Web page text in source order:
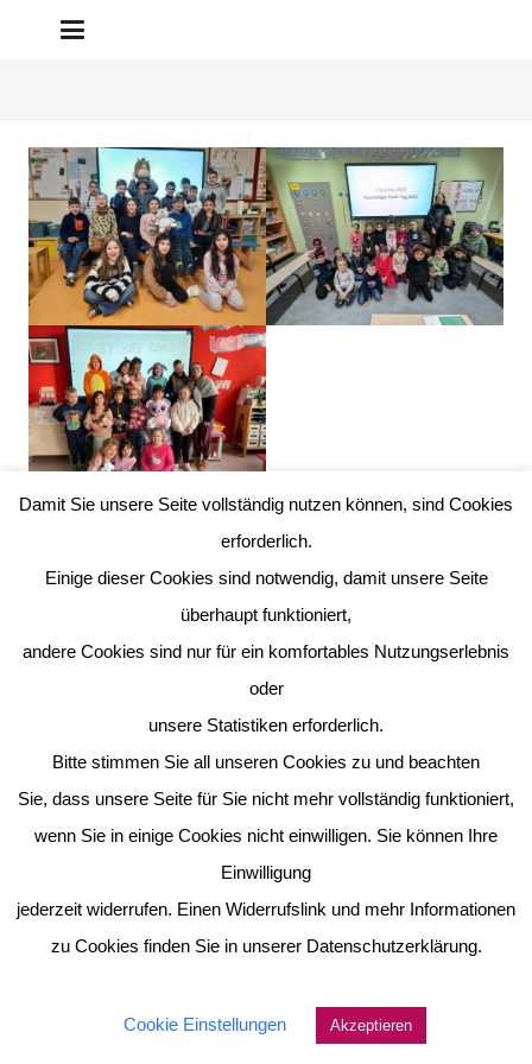
Damit Sie unsere Seite vollständig nutzen können, sind Cookies
erforderlich.
Einige dieser Cookies sind notwendig, damit unsere Seite
überhaupt funktioniert,
andere Cookies sind nur für ein komfortables Nutzungserlebnis
oder
unsere Statistiken erforderlich.
Bitte stimmen Sie all unseren Cookies zu und beachten
Sie, dass unsere Seite für Sie nicht mehr vollständig funktioniert,
wenn Sie in einige Cookies nicht einwilligen. Sie können Ihre
Einwilligung
jederzeit widerrufen. Einen Widerrufslink und mehr Informationen
zu Cookies finden Sie in unserer Datenschutzerklärung.
Cookie Einstellungen Akzeptieren